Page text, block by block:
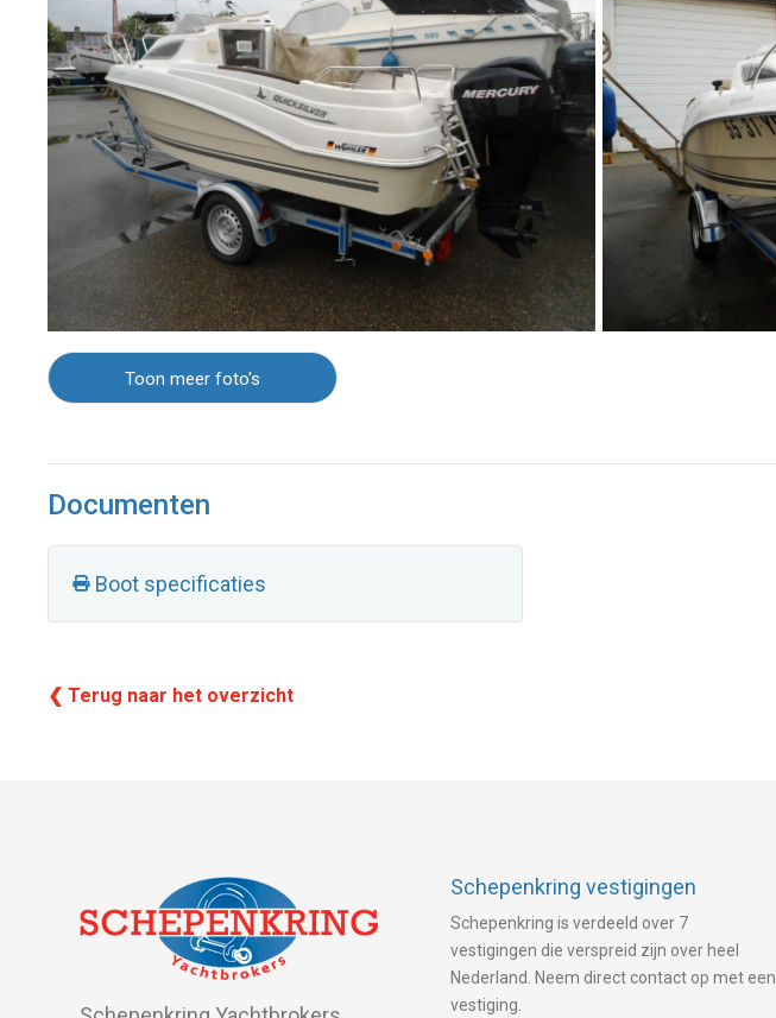
Toon meer foto's
Documenten
Boot specificaties
❮ Terug naar het overzicht
Schepenkring vestigingen
Schepenkring is verdeeld over 7
vestigingen die verspreid zijn over heel
Nederland. Neem direct contact op met een
vestiging.